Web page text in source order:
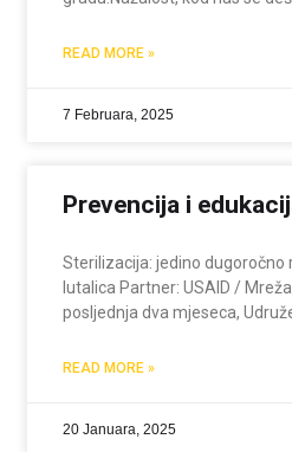
rješenja. Takav pristup nije i ne
READ MORE »
7 Februara, 2025
Prevencija i
Sterilizacija: jedino dugoročno
lutalica Partner: USAID /
posljednja dva mjeseca,
kastracije — kako vlasničkih
READ MORE »
20 Januara, 2025